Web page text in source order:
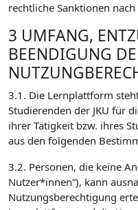
rechtliche Sanktionen nach
3 UMFANG,
BEENDIGUNG
3.1. Die Lernplattform
Studierenden der JKU für
ihrer Tätigkeit bzw. ihres
aus den folgenden
3.2. Personen, die keine
Nutzer*innen“), kann
Nutzungsberechtigung